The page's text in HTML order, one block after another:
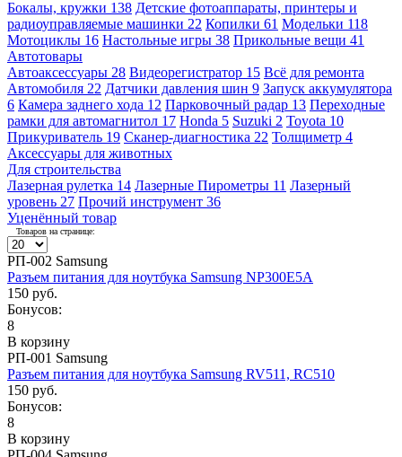
Бокалы, кружки 138 Детские фотоаппараты, принтеры и
радиоуправляемые машинки 22 Копилки 61 Модельки 118
Мотоциклы 16 Настольные игры 38 Прикольные вещи 41
Автотовары
Автоаксессуары 28 Видеорегистратор 15 Всё для ремонта
Автомобиля 22 Датчики давления шин 9 Запуск аккумулятора
6 Камера заднего хода 12 Парковочный радар 13 Переходные
рамки для автомагнитол 17 Honda 5 Suzuki 2 Toyota 10
Прикуриватель 19 Сканер-диагностика 22 Толщиметр 4
Аксессуары для животных
Для строительства
Лазерная рулетка 14 Лазерные Пирометры 11 Лазерный
уровень 27 Прочий инструмент 36
Уценённый товар
Товаров на странице:
РП-002 Samsung
Разъем питания для ноутбука Samsung NP300E5A
150 руб.
Бонусов:
8
В корзину
РП-001 Samsung
Разъем питания для ноутбука Samsung RV511, RC510
150 руб.
Бонусов:
8
В корзину